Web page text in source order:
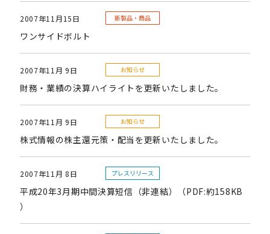
2007年11月15日 新製品・商品
ワンサイドボルト
2007年11月 9日 お知らせ
財務・業績の決算ハイライトを更新いたしました。
2007年11月 9日 お知らせ
株式情報の株主還元策・配当を更新いたしました。
2007年11月 8日 プレスリリース
平成20年3月期中間決算短信（非連結）（PDF:約158KB
）